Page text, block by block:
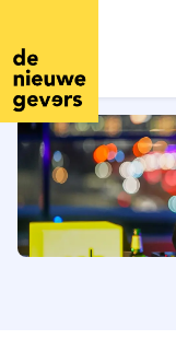
Nederlands